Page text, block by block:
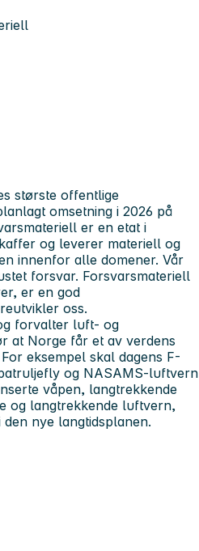
største offentlige
omsetning i 2026 på
er en etat i
og leverer materiell og
innenfor alle domener. Vår
forsvar. Forsvarsmateriell
er en god
oss.
forvalter luft- og
at Norge får et av verdens
eksempel skal dagens F-
og NASAMS-luftvern
våpen, langtrekkende
og langtrekkende luftvern,
nye langtidsplanen.